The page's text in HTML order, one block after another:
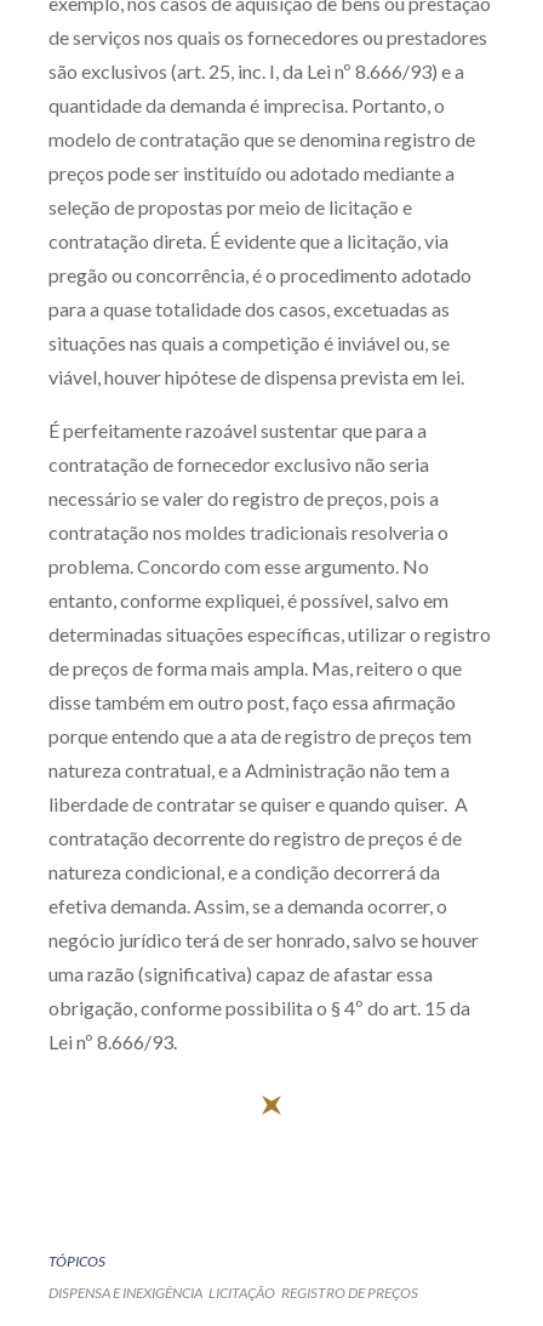
de serviços nos quais os fornecedores ou prestadores
são exclusivos (art. 25, inc. I, da Lei nº 8.666/93) e a
quantidade da demanda é imprecisa. Portanto, o
modelo de contratação que se denomina registro de
preços pode ser instituído ou adotado mediante a
seleção de propostas por meio de licitação e
contratação direta. É evidente que a licitação, via
pregão ou concorrência, é o procedimento adotado
para a quase totalidade dos casos, excetuadas as
situações nas quais a competição é inviável ou, se
viável, houver hipótese de dispensa prevista em lei.
É perfeitamente razoável sustentar que para a
contratação de fornecedor exclusivo não seria
necessário se valer do registro de preços, pois a
contratação nos moldes tradicionais resolveria o
problema. Concordo com esse argumento. No
entanto, conforme expliquei, é possível, salvo em
determinadas situações específicas, utilizar o registro
de preços de forma mais ampla. Mas, reitero o que
disse também em outro post, faço essa afirmação
porque entendo que a ata de registro de preços tem
natureza contratual, e a Administração não tem a
liberdade de contratar se quiser e quando quiser. A
contratação decorrente do registro de preços é de
natureza condicional, e a condição decorrerá da
efetiva demanda. Assim, se a demanda ocorrer, o
negócio jurídico terá de ser honrado, salvo se houver
uma razão (significativa) capaz de afastar essa
obrigação, conforme possibilita o § 4º do art. 15 da
Lei nº 8.666/93.
TÓPICOS
DISPENSA E INEXIGÊNCIA LICITAÇÃO REGISTRO DE PREÇOS